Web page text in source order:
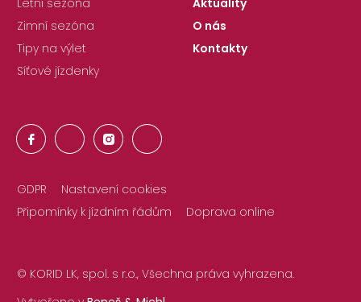
Letní sezóna
Zimní sezóna
Tipy na výlet
Síťové jízdenky
Aktuality
O nás
Kontakty
GDPR
Nastavení cookies
Připomínky k jízdním řádům
Doprava online
© KORID LK, spol. s r.o., Všechna práva vyhrazena.